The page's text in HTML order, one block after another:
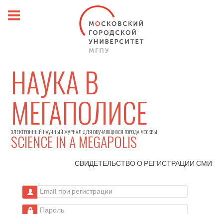
НАУКА В
МЕГАПОЛИСЕ
ЭЛЕКТРОННЫЙ НАУЧНЫЙ ЖУРНАЛ ДЛЯ ОБУЧАЮЩИХСЯ ГОРОДА МОСКВЫ
SCIENCE IN A MEGAPOLIS
СВИДЕТЕЛЬСТВО О РЕГИСТРАЦИИСМИ
Email при регистрации
Пароль